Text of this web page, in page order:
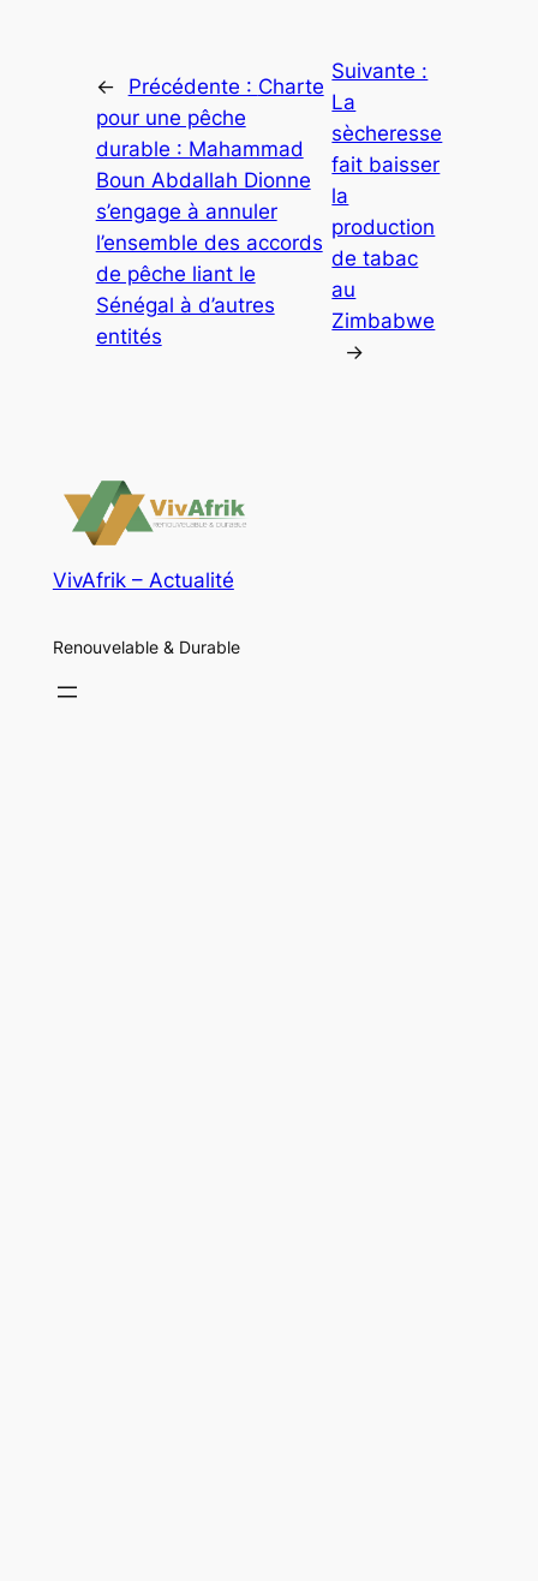
← Précédente : Charte
pour une pêche
durable : Mahammad
Boun Abdallah Dionne
s’engage à annuler
l’ensemble des accords
de pêche liant le
Sénégal à d’autres
entités
Suivante :
La
sècheresse
fait baisser
la
production
de tabac
au
Zimbabwe
→
VivAfrik – Actualité
Renouvelable & Durable